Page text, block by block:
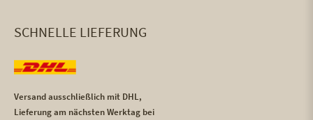
SCHNELLE LIEFERUNG
Versand ausschließlich mit DHL,
Lieferung am nächsten Werktag bei